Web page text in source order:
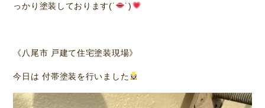
っかり塗装しております(˙
˙)
《八尾市 戸建て住宅塗装現場》
今日は 付帯塗装を行いました